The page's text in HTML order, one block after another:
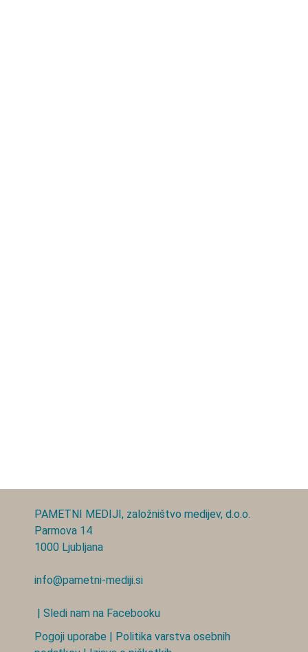
PAMETNI MEDIJI, založništvo medijev, d.o.o.
Parmova 14
1000 Ljubljana
info@pametni-mediji.si
| Sledi nam na Facebooku
Pogoji uporabe | Politika varstva osebnih